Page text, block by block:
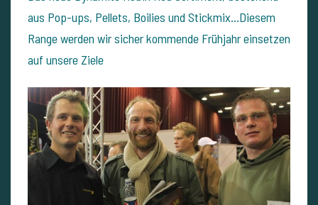
aus Pop-ups, Pellets, Boilies und Stickmix...Diesem
Range werden wir sicher kommende Frühjahr einsetzen
auf unsere Ziele